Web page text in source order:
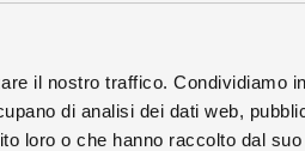
il nostro traffico. Condividiamo
di analisi dei dati web,
loro o che hanno raccolto dal